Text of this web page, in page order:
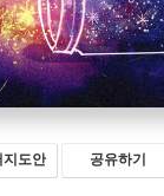
지도안 공유하기